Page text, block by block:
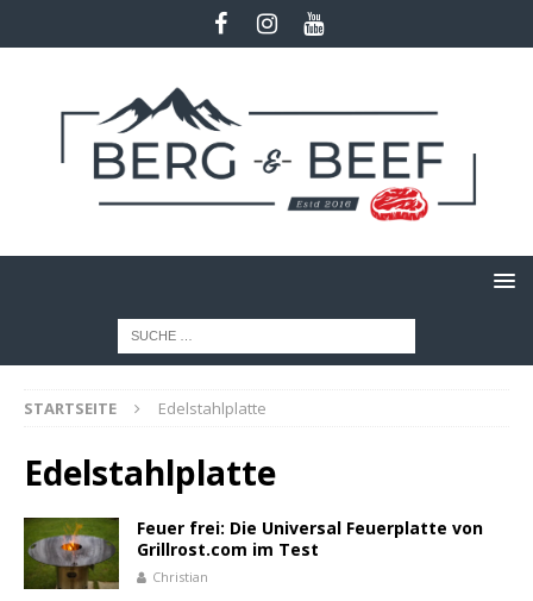
STARTSEITE Edelstahlplatte
Edelstahlplatte
Feuer frei: Die Universal Feuerplatte von
Grillrost.com im Test
Christian